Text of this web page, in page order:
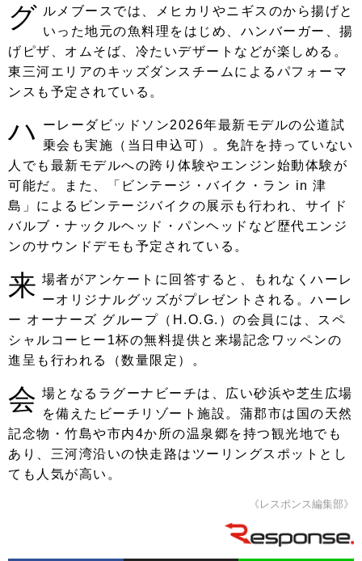
グ ルメブースでは、メヒカリやニギスのから揚げと
いった地元の魚料理をはじめ、ハンバーガー、揚
げピザ、オムそば、冷たいデザートなどが楽しめる。
東三河エリアのキッズダンスチームによるパフォーマ
ンスも予定されている。
ハ
ーレーダビッドソン2026年最新モデルの公道試
乗会も実施（当日申込可）。免許を持っていない
人でも最新モデルへの跨り体験やエンジン始動体験が
可能だ。また、「ビンテージ・バイク・ラン in 津
島」によるビンテージバイクの展示も行われ、サイド
バルブ・ナックルヘッド・パンヘッドなど歴代エンジ
ンのサウンドデモも予定されている。
来 場者がアンケートに回答すると、もれなくハーレ
ーオリジナルグッズがプレゼントされる。ハーレ
ー オーナーズ グループ（H.O.G.）の会員には、スペ
シャルコーヒー1杯の無料提供と来場記念ワッペンの
進呈も行われる（数量限定）。
会 場となるラグーナビーチは、広い砂浜や芝生広場
を備えたビーチリゾート施設。蒲郡市は国の天然
記念物・竹島や市内4か所の温泉郷を持つ観光地でも
あり、三河湾沿いの快走路はツーリングスポットとし
ても人気が高い。
《レスポンス編集部》